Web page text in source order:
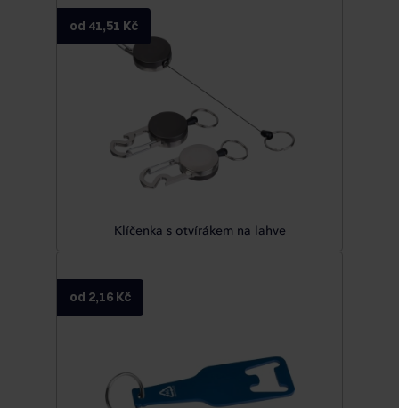
od 41,51 Kč
Klíčenka s otvírákem na lahve
od 2,16 Kč